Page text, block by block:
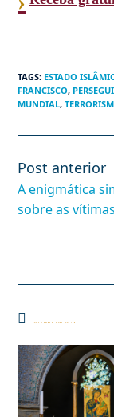
TAGS: ESTADO
FRANCISCO,
MUNDIAL,
Leia
mais
artigos
Post anterior
A enigmática
sobre as
Você também pode gostar